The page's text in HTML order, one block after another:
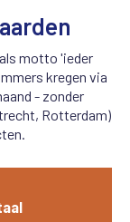
motto 'ieder
kregen via
- zonder
Rotterdam)